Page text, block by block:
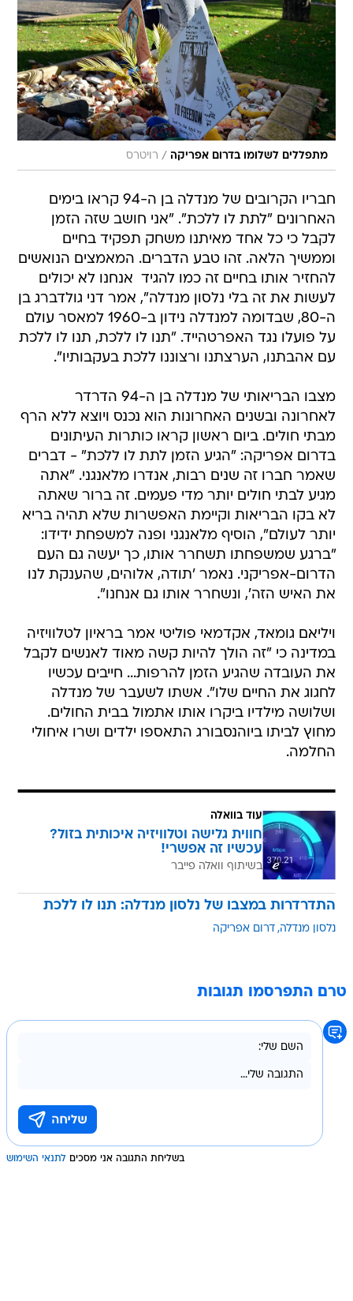
מתפללים לשלומו בדרום אפריקה / רויטרס
חבריו הקרובים של מנדלה בן ה-94 קראו בימים
האחרונים "לתת לו ללכת". "אני חושב שזה הזמן
לקבל כי כל אחד מאיתנו משחק תפקיד בחיים
וממשיך הלאה. זהו טבע הדברים. המאמצים הנואשים
להחזיר אותו בחיים זה כמו להגיד  אנחנו לא יכולים
לעשות את זה בלי נלסון מנדלה", אמר דני גולדברג בן
ה-80, שבדומה למנדלה נידון ב-1960 למאסר עולם
על פועלו נגד האפרטהייד. "תנו לו ללכת, תנו לו ללכת
עם אהבתנו, הערצתנו ורצוננו ללכת בעקבותיו".
מצבו הבריאותי של מנדלה בן ה-94 הדרדר
לאחרונה ובשנים האחרונות הוא נכנס ויוצא ללא הרף
מבתי חולים. ביום ראשון קראו כותרות העיתונים
בדרום אפריקה: "הגיע הזמן לתת לו ללכת" - דברים
שאמר חברו זה שנים רבות, אנדרו מלאנגני. "אתה
מגיע לבתי חולים יותר מדי פעמים. זה ברור שאתה
לא בקו הבריאות וקיימת האפשרות שלא תהיה בריא
יותר לעולם", הוסיף מלאנגני ופנה למשפחת ידידו:
"ברגע שמשפחתו תשחרר אותו, כך יעשה גם העם
הדרום-אפריקני. נאמר 'תודה, אלוהים, שהענקת לנו
את האיש הזה', ונשחרר אותו גם אנחנו".
ויליאם גומאד, אקדמאי פוליטי אמר בראיון לטלוויזיה
במדינה כי "זה הולך להיות קשה מאוד לאנשים לקבל
את העובדה שהגיע הזמן להרפות... חייבים עכשיו
לחגוג את החיים שלו". אשתו לשעבר של מנדלה
ושלושה מילדיו ביקרו אותו אתמול בבית החולים.
מחוץ לביתו ביוהנסבורג התאספו ילדים ושרו איחולי
החלמה.
עוד בוואלה
חווית גלישה וטלוויזיה איכותית בזול?
עכשיו זה אפשרי!
בשיתוף וואלה פייבר
התדרדרות במצבו של נלסון מנדלה: תנו לו ללכת
נלסון מנדלה דרום אפריקה
טרם התפרסמו תגובות
בשליחת התגובה אני מסכים לתנאי השימוש